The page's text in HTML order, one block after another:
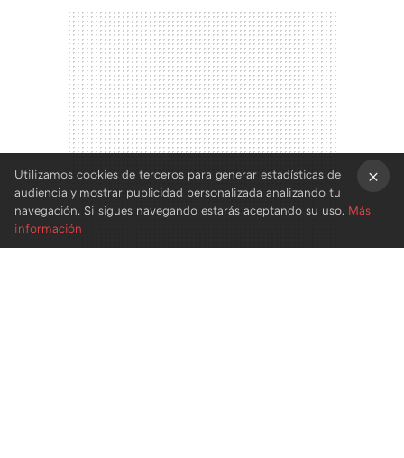
Utilizamos cookies de terceros para generar estadísticas de
audiencia y mostrar publicidad personalizada analizando tu
navegación. Si sigues navegando estarás aceptando su uso. Más
información